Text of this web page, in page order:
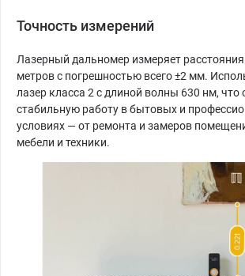
Точность измерений
Лазерный дальномер измеряет расстояния
метров с погрешностью всего ±2 мм.
лазер класса 2 с длиной волны 630 нм, что
стабильную работу в бытовых и
условиях — от ремонта и замеров
мебели и техники.